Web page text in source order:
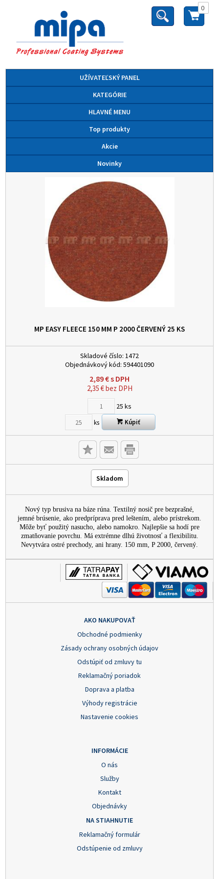
0
UŽÍVATEĽSKÝ PANEL
KATEGÓRIE
HLAVNÉ MENU
Top produkty
Akcie
Novinky
MP EASY FLEECE 150 MM P 2000 ČERVENÝ 25 KS
Skladové číslo: 1472
Objednávkový kód: 594401090
2,89€s DPH
2,35€bez DPH
25 ks
ks Kúpiť
Skladom
Nový typ brusiva na báze rúna. Textilný nosič pre bezprašné,
jemné brúsenie, ako predpríprava pred leštením, alebo prístrekom.
Môže byť použitý nasucho, alebo namokro. Najlepšie sa hodí pre
zmatňovanie povrchu. Má extrémne dlhú životnosť a flexibilitu.
Nevytvára ostré prechody, ani hrany. 150 mm, P 2000, červený.
AKO NAKUPOVAŤ
Obchodné podmienky
Zásady ochrany osobných údajov
Odstúpiť od zmluvy tu
Reklamačný poriadok
Doprava a platba
Výhody registrácie
Nastavenie cookies
INFORMÁCIE
O nás
Služby
Kontakt
Objednávky
NA STIAHNUTIE
Reklamačný formulár
Odstúpenie od zmluvy